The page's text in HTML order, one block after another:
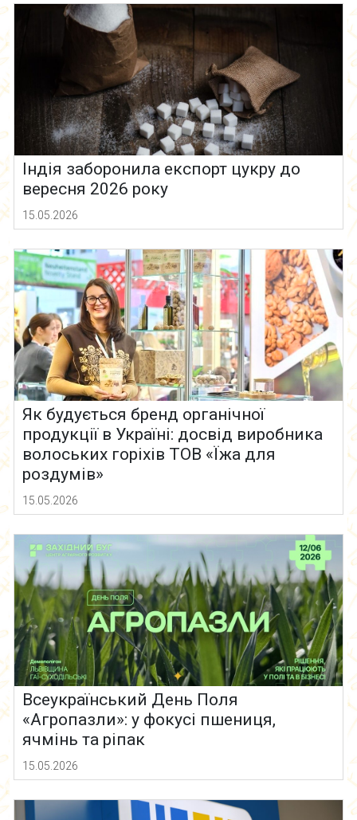
Індія заборонила експорт цукру до
вересня 2026 року
15.05.2026
Як будується бренд органічної
продукції в Україні: досвід виробника
волоських горіхів ТОВ «Їжа для
роздумів»
15.05.2026
Всеукраїнський День Поля
«Агропазли»: у фокусі пшениця,
ячмінь та ріпак
15.05.2026